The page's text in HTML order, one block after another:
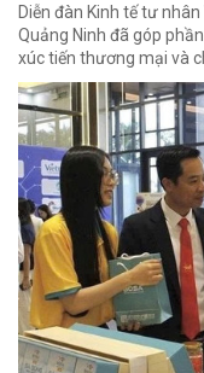
Diễn đàn Kinh tế tư
Quảng Ninh đã góp
xúc tiến thương mại và